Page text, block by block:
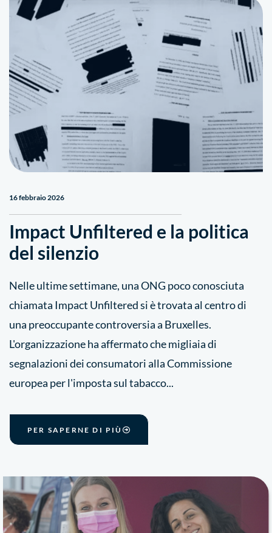
16 febbraio 2026
Impact Unfiltered e la politica
del silenzio
Nelle ultime settimane, una ONG poco conosciuta
chiamata Impact Unfiltered si è trovata al centro di
una preoccupante controversia a Bruxelles.
L'organizzazione ha affermato che migliaia di
segnalazioni dei consumatori alla Commissione
europea per l'imposta sul tabacco...
PER SAPERNE DI PIÙ